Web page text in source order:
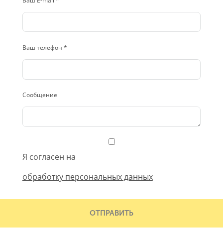
Ваш телефон *
Сообщение
Я согласен на
обработку персональных данных
ОТПРАВИТЬ